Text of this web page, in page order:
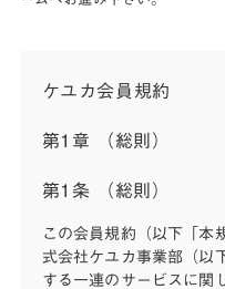
ケユカ会員規約
第1章 （総則）
第1条 （総則）
この会員規約（以下「本
式会社ケユカ事業部（以
する一連のサービスに関